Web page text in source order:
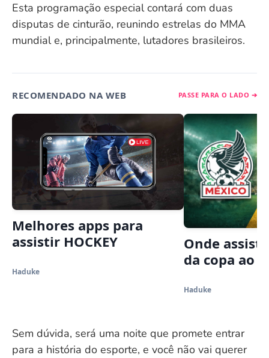
Esta programação especial contará com duas
disputas de cinturão, reunindo estrelas do MMA
mundial e, principalmente, lutadores brasileiros.
RECOMENDADO NA WEB PASSE PARA O LADO ➔
Melhores apps para
assistir HOCKEY
Haduke
Onde
da copa ao
Haduke
Sem dúvida, será uma noite que promete entrar
para a história do esporte, e você não vai querer